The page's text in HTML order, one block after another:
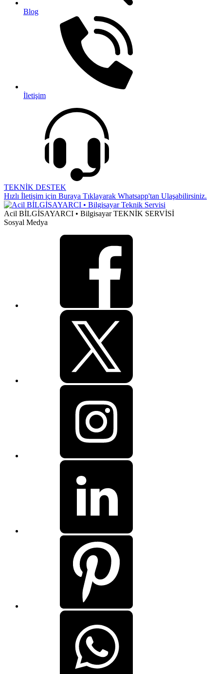
Blog
İletişim
TEKNİK DESTEK
Hızlı İletişim için Buraya Tıklayarak Whatsapp'tan Ulaşabilirsiniz.
Acil BİLGİSAYARCI • Bilgisayar TEKNİK SERVİSİ
Sosyal Medya